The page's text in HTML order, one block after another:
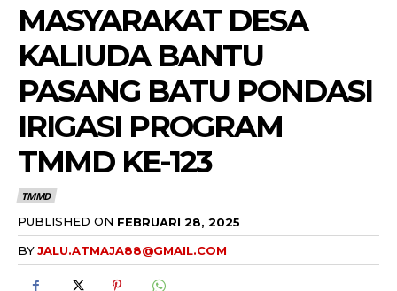
MASYARAKAT DESA
KALIUDA BANTU
PASANG BATU PONDASI
IRIGASI PROGRAM
TMMD KE-123
TMMD
PUBLISHED ON FEBRUARI 28, 2025
BYJALU.ATMAJA88@GMAIL.COM